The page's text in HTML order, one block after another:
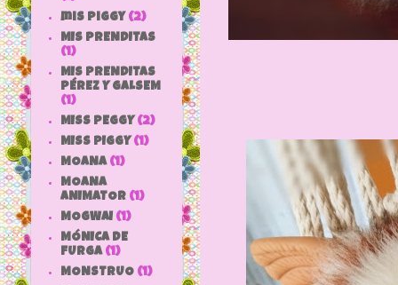
mis piggy (2)
MIS PRENDITAS
(1)
MIS PRENDITAS
PÉREZ Y GALSEM
(1)
MISS PEGGY (2)
MISS PIGGY (1)
MOANA (1)
MOANA
ANIMATOR (1)
MOGWAI (1)
MÓNICA DE
FURGA (1)
MONSTRUO (1)